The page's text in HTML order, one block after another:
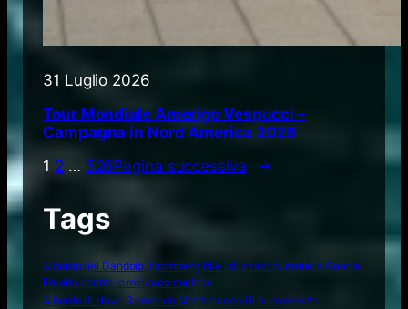
31 Luglio 2026
Tour Mondiale Amerigo Vespucci –
Campagna in Nord America 2026
1 2 … 526Pagina successiva →
Tags
A bordo del Dandolo il sommergibile utilizzato durante la Guerra
Fredda contro le minacce nucleari
A bordo di Nave Raimondo Montecuccoli il nuovo volto